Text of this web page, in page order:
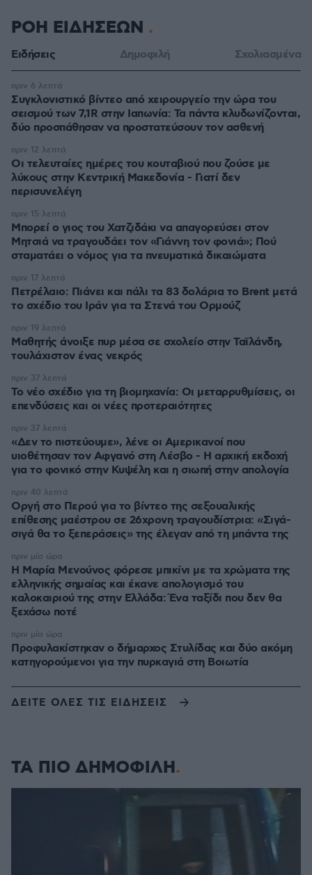
ΡΟΗ ΕΙΔΗΣΕΩΝ
Ειδήσεις Δημοφιλή Σχολιασμένα
Συγκλονιστικό βίντεο από χειρουργείο την ώρα του
σεισμού των 7,1R στην Ιαπωνία: Τα πάντα κλυδωνίζονται,
δύο προσπάθησαν να προστατεύσουν τον ασθενή
πριν 6 λεπτά
Οι τελευταίες ημέρες του κουταβιού που ζούσε με
λύκους στην Κεντρική Μακεδονία - Γιατί δεν
περισυνελέγη
πριν 12 λεπτά
Μπορεί ο γιος του Χατζιδάκι να απαγορεύσει στον
Μητσιά να τραγουδάει τον «Γιάννη τον φονιά»; Πού
σταματάει ο νόμος για τα πνευματικά δικαιώματα
πριν 15 λεπτά
Πετρέλαιο: Πιάνει και πάλι τα 83 δολάρια το Brent μετά
το σχέδιο του Ιράν για τα Στενά του Ορμούζ
πριν 17 λεπτά
Μαθητής άνοιξε πυρ μέσα σε σχολείο στην Ταϊλάνδη,
τουλάχιστον ένας νεκρός
πριν 19 λεπτά
Το νέο σχέδιο για τη βιομηχανία: Οι μεταρρυθμίσεις, οι
επενδύσεις και οι νέες προτεραιότητες
πριν 37 λεπτά
«Δεν το πιστεύουμε», λένε οι Αμερικανοί που
υιοθέτησαν τον Αφγανό στη Λέσβο - Η αρχική εκδοχή
για το φονικό στην Κυψέλη και η σιωπή στην απολογία
πριν 37 λεπτά
Οργή στο Περού για το βίντεο της σεξουαλικής
επίθεσης μαέστρου σε 26χρονη τραγουδίστρια: «Σιγά-
σιγά θα το ξεπεράσεις» της έλεγαν από τη μπάντα της
πριν 40 λεπτά
Η Μαρία Μενούνος φόρεσε μπικίνι με τα χρώματα της
ελληνικής σημαίας και έκανε απολογισμό του
καλοκαιριού της στην Ελλάδα: Ένα ταξίδι που δεν θα
ξεχάσω ποτέ
πριν μία ώρα
Προφυλακίστηκαν ο δήμαρχος Στυλίδας και δύο ακόμη
κατηγορούμενοι για την πυρκαγιά στη Βοιωτία
πριν μία ώρα
ΔΕΙΤΕ ΟΛΕΣ ΤΙΣ ΕΙΔΗΣΕΙΣ
ΤΑ ΠΙΟ ΔΗΜΟΦΙΛΗ